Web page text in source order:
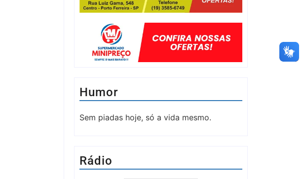
Humor
Sem piadas hoje, só a vida mesmo.
Rádio